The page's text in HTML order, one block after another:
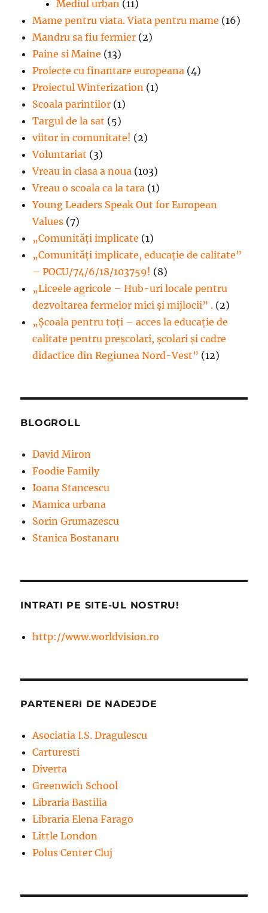
Mediul urban (11)
Mame pentru viata. Viata pentru mame (16)
Mandru sa fiu fermier (2)
Paine si Maine (13)
Proiecte cu finantare europeana (4)
Proiectul Winterization (1)
Scoala parintilor (1)
Targul de la sat (5)
viitor in comunitate! (2)
Voluntariat (3)
Vreau in clasa a noua (103)
Vreau o scoala ca la tara (1)
Young Leaders Speak Out for European
Values (7)
„Comunități implicate (1)
„Comunități implicate, educație de calitate”
– POCU/74/6/18/103759! (8)
„Liceele agricole – Hub-uri locale pentru
dezvoltarea fermelor mici şi mijlocii” . (2)
„Școala pentru toți – acces la educație de
calitate pentru preșcolari, școlari și cadre
didactice din Regiunea Nord-Vest” (12)
BLOGROLL
David Miron
Foodie Family
Ioana Stancescu
Mamica urbana
Sorin Grumazescu
Stanica Bostanaru
INTRATI PE SITE-UL NOSTRU!
http://www.worldvision.ro
PARTENERI DE NADEJDE
Asociatia I.S. Dragulescu
Carturesti
Diverta
Greenwich School
Libraria Bastilia
Libraria Elena Farago
Little London
Polus Center Cluj